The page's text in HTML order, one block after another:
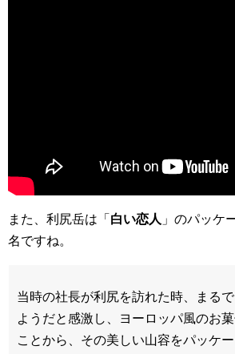
また、利尻岳は「 白い恋人 」のパッケ
名ですね。
当時の社長が利尻を訪れた時、まる
ようだと感激し、ヨーロッパ風のお
ことから、その美しい山容をパッケ